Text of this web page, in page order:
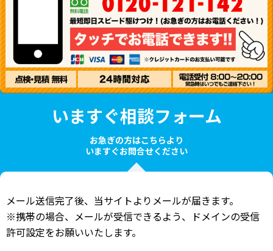
いますぐ相談フォーム
お急ぎの方はこちらより
いますぐお問合せください
メール送信完了後、当サイトよりメールが届きます。
※携帯の場合、メールが受信できるよう、ドメインの受信
許可設定をお願いいたします。